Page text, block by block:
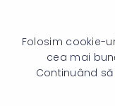
© 2026 Direcția
Folosim cookie-
cea mai
Continuând